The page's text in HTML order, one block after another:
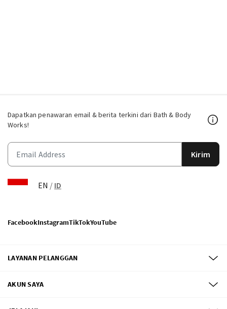
Dapatkan penawaran email & berita terkini dari Bath & Body
Works!
Kirim
EN / ID
FacebookInstagramTikTokYouTube
LAYANAN PELANGGAN
AKUN SAYA